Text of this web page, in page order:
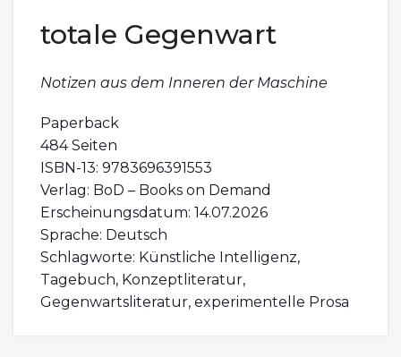
totale Gegenwart
Notizen aus dem Inneren der Maschine
Paperback
484 Seiten
ISBN-13: 9783696391553
Verlag: BoD – Books on Demand
Erscheinungsdatum: 14.07.2026
Sprache: Deutsch
Schlagworte: Künstliche Intelligenz,
Tagebuch, Konzeptliteratur,
Gegenwartsliteratur, experimentelle Prosa